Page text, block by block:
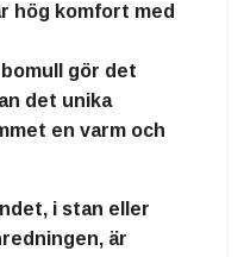
hög komfort med
gör det
det unika
en varm och
i stan eller
är